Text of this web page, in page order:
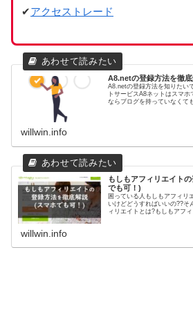
✔アクセストレード
A8.netの登録方法を徹
A8.netの登録方法を知りたい
トサービスA8ネットはスマ
ならブログを持っていなくて
willwin.info
もしもアフィリエイト
でも可！)
困っている人もしもアフィリ
いけどどうすればいいの??そ
ィリエイトとは?もしもアフ
willwin.info